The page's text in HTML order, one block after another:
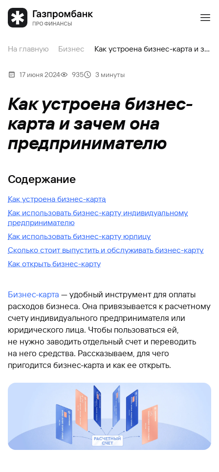
На главную Бизнес Как устроена бизнес-карта и зачем она предпринимателю
17 июня 2024 935 3 минуты
Как устроена бизнес-
карта и зачем она
предпринимателю
Содержание
Как устроена бизнес-карта
Как использовать бизнес-карту индивидуальному
предпринимателю
Как использовать бизнес-карту юрлицу
Сколько стоит выпустить и обслуживать бизнес-карту
Как открыть бизнес-карту
Бизнес-карта — удобный инструмент для оплаты
расходов бизнеса. Она привязывается к расчетному
счету индивидуального предпринимателя или
юридического лица. Чтобы пользоваться ей,
не нужно заводить отдельный счет и переводить
на него средства. Рассказываем, для чего
пригодится бизнес-карта и как ее открыть.